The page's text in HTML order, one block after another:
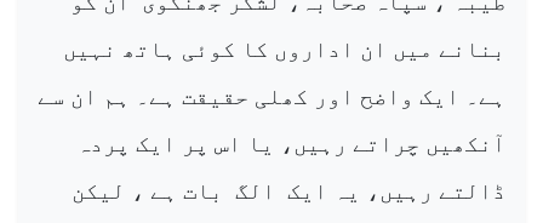
بنانے میں ان اداروں کا کوئی ہاتھ نہیں
ہے۔ ایک واضح اور کھلی حقیقت ہے۔ ہم ان سے
آنکھیں چراتے رہیں، یا اس پر ایک پردہ
ڈالتے رہیں، یہ ایک
الگ
بات ہے ، لیکن